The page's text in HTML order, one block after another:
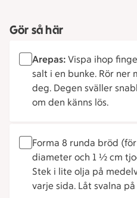
Gör så här
Arepas: Vispa ihop
salt i en bunke. Rör ner
deg. Degen sväller
om den känns lös.
Forma 8 runda bröd
diameter och 1 ½ cm
Stek i lite olja på
varje sida. Låt svalna